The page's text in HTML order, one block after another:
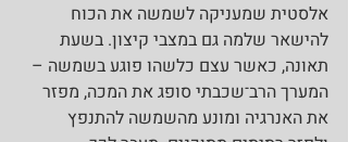
אלסטית שמעניקה לשמשה את הכוח
להישאר שלמה גם במצבי קיצון. בשעת
תאונה, כאשר עצם כלשהו פוגע בשמשה –
המערך הרב־שכבתי סופג את המכה, מפזר
את האנרגיה ומונע מהשמשה להתנפץ